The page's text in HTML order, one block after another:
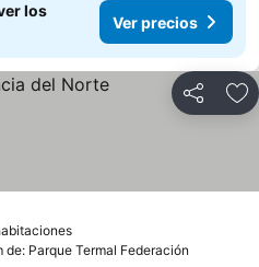
los
Ver precios
Compartir
Ver precios
de: Parque Termal Federación